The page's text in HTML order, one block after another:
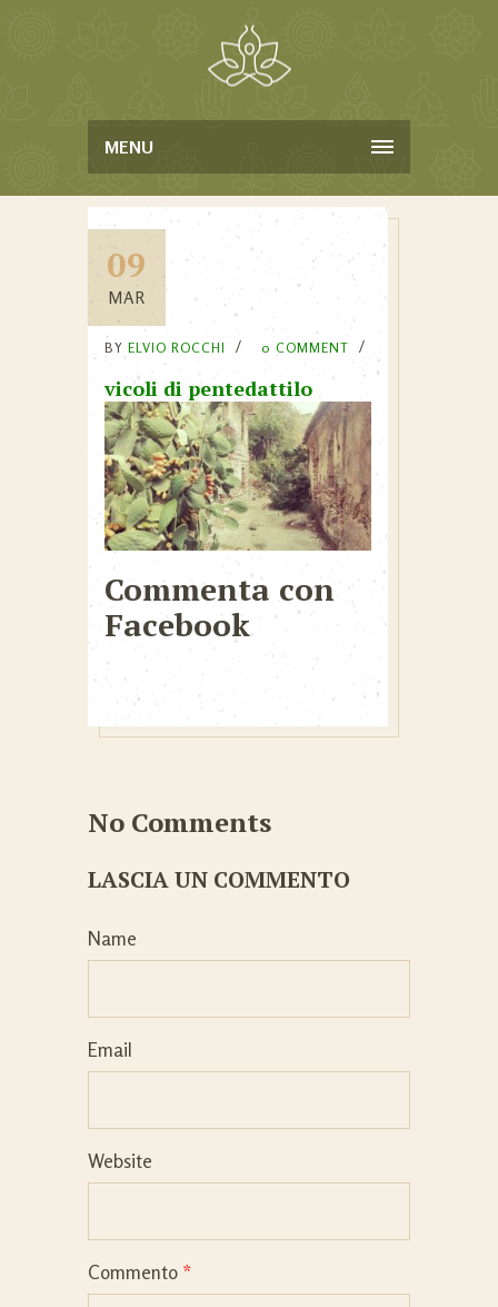
MENU
09
MAR
BY ELVIO ROCCHI 0 COMMENT
vicoli di pentedattilo
Commenta con
Facebook
No Comments
LASCIA UN COMMENTO
Name
Email
Website
Commento *